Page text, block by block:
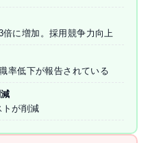
に増加。採用競争力向上
率低下が報告されている
トが削減